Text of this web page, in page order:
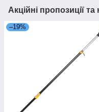
Акційні пропозиції
–19%